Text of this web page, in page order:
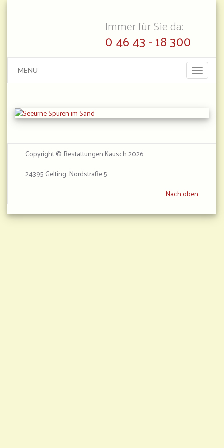
Immer für Sie da:
0 46 43 - 18 300
MENÜ
Toggle
Copyright © Bestattungen Kausch 2026
24395 Gelting, Nordstraße 5
Nach oben